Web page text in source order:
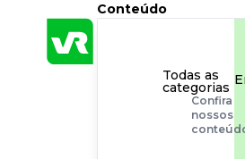
Conteúdo
Todas as
categorias
Confira
nossos